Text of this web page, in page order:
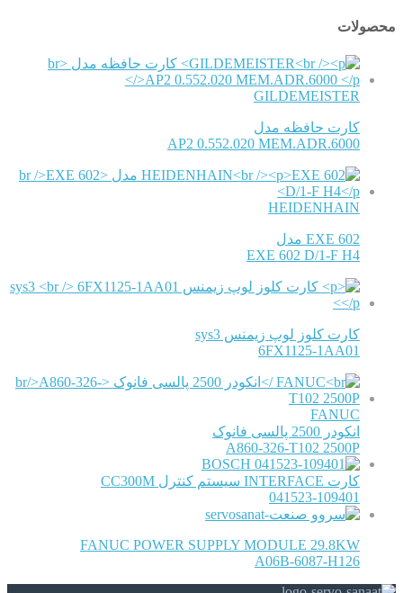
محصولات
GILDEMEISTER
کارت حافظه مدل
AP2 0.552.020 MEM.ADR.6000
HEIDENHAIN
EXE 602 مدل
EXE 602 D/1-F H4
کارت کلوز لوپ زیمنس sys3
6FX1125-1AA01
FANUC
انکودر 2500 پالسی فانوک
A860-326-T102 2500P
BOSCH
کارت INTERFACE سیستم کنترل CC300M
041523-109401
FANUC POWER SUPPLY MODULE 29.8KW
A06B-6087-H126